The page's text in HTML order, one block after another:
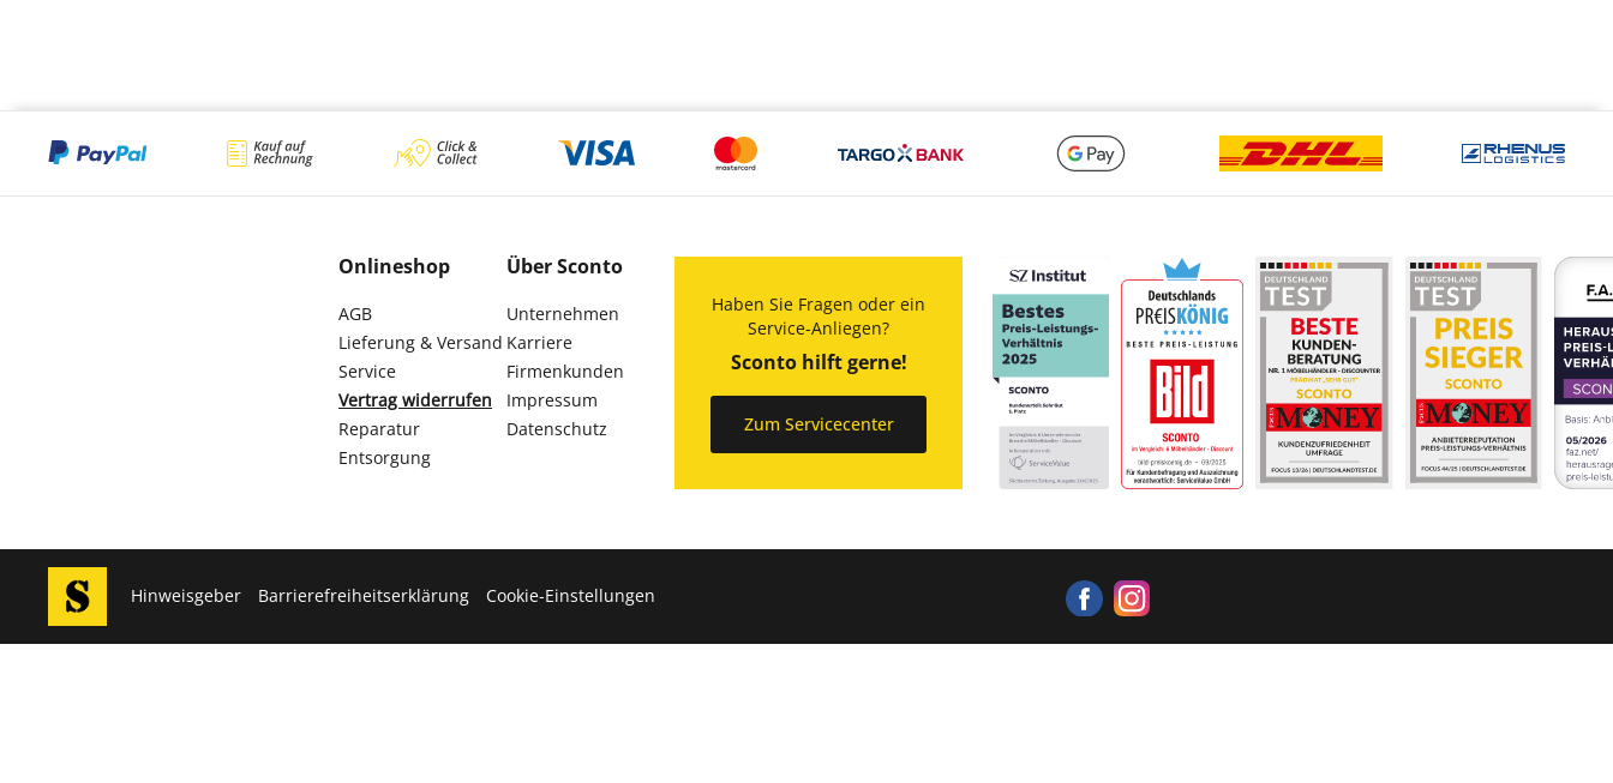
Onlineshop
AGB
Lieferung & Versand
Service
Vertrag widerrufen
Reparatur
Entsorgung
Über Sconto
Unternehmen
Karriere
Firmenkunden
Impressum
Datenschutz
Haben Sie Fragen oder ein
Service-Anliegen?
Sconto hilft gerne!
Zum Servicecenter
Hinweisgeber Barrierefreiheitserklärung Cookie-Einstellungen